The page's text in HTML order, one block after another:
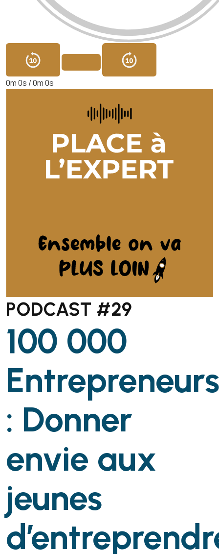
0m 0s /0m 0s
PODCAST #29
100 000
Entrepreneurs
: Donner
envie aux
jeunes